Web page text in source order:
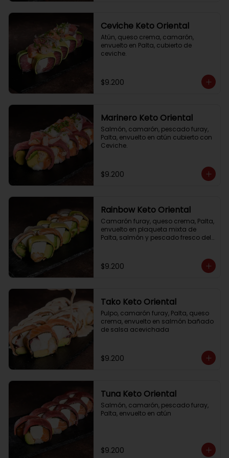
Ceviche Keto Oriental
Atún, queso crema, camarón,
envuelto en Palta, cubierto de
ceviche.
$9.200
Marinero Keto Oriental
Salmón, camarón, pescado furay,
Palta, envuelto en atún cubierto con
Ceviche.
$9.200
Rainbow Keto Oriental
Camarón furay, queso crema, Palta,
envuelto en plaqueta mixta de
Palta, salmón y pescado fresco del
$9.200
Tako Keto Oriental
Pulpo, camarón furay, Palta, queso
crema, envuelto en salmón bañado
de salsa acevichada
$9.200
Tuna Keto Oriental
Salmón, camarón, pescado furay,
Palta, envuelto en atún
$9.200